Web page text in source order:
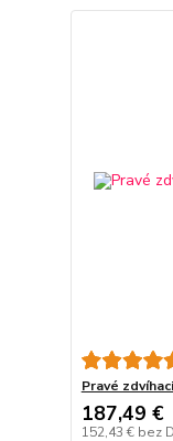
Pravé
187,49 €
152,43 € bez